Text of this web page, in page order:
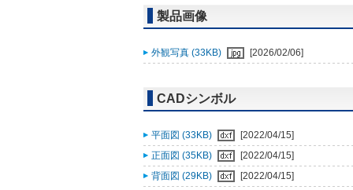
製品画像
外観写真 (33KB) [2026/02/06]
CADシンボル
平面図 (33KB)
[2022/04/15]
正面図 (35KB)
[2022/04/15]
背面図 (29KB)
[2022/04/15]